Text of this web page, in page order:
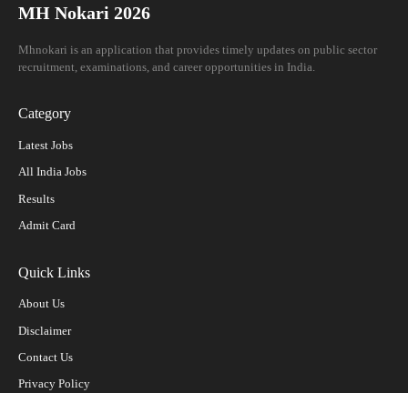
MH Nokari 2026
Mhnokari is an application that provides timely updates on public sector
recruitment, examinations, and career opportunities in India.
Category
Latest Jobs
All India Jobs
Results
Admit Card
Quick Links
About Us
Disclaimer
Contact Us
Privacy Policy